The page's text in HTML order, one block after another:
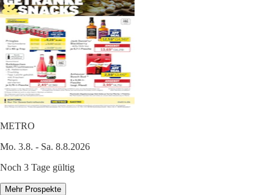
METRO
Mo. 3.8. - Sa. 8.8.2026
Noch 3 Tage gültig
Mehr Prospekte